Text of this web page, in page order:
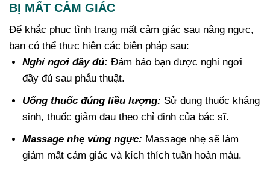
BỊ MẤT CẢM GIÁC
Để khắc phục tình trạng mất cảm giác sau nâng ngực,
bạn có thể thực hiện các biện pháp sau:
Nghỉ ngơi đầy đủ: Đảm bảo bạn được nghỉ ngơi
đầy đủ sau phẫu thuật.
Uống thuốc đúng liều lượng: Sử dụng thuốc kháng
sinh, thuốc giảm đau theo chỉ định của bác sĩ.
Massage nhẹ vùng ngực: Massage nhẹ sẽ làm
giảm mất cảm giác và kích thích tuần hoàn máu.